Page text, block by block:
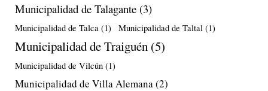
Municipalidad de Talagante (3)
Municipalidad de Talca (1) Municipalidad de Taltal (1)
Municipalidad de Traiguén (5)
Municipalidad de Vilcún (1)
Municipalidad de Villa Alemana(2)